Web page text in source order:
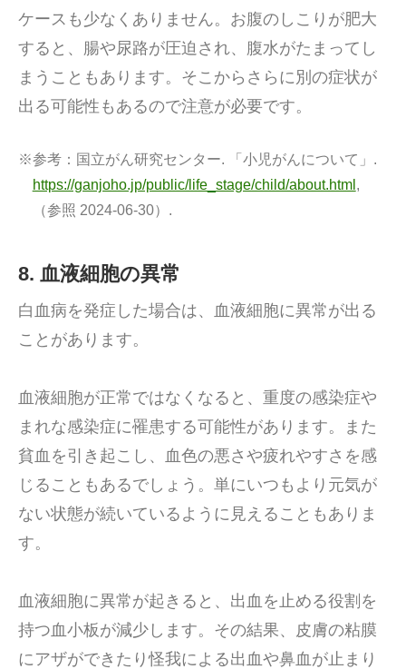
ケースも少なくありません。お腹のしこりが肥大
すると、腸や尿路が圧迫され、腹水がたまってし
まうこともあります。そこからさらに別の症状が
出る可能性もあるので注意が必要です。
※参考： 国立がん研究センター. 「小児がんについて」.
https://ganjoho.jp/public/life_stage/child/about.html ,
（参照 2024-06-30）.
8. 血液細胞の異常
白血病を発症した場合は、血液細胞に異常が出る
ことがあります。
血液細胞が正常ではなくなると、重度の感染症や
まれな感染症に罹患する可能性があります。また
貧血を引き起こし、血色の悪さや疲れやすさを感
じることもあるでしょう。単にいつもより元気が
ない状態が続いているように見えることもありま
す。
血液細胞に異常が起きると、出血を止める役割を
持つ血小板が減少します。その結果、皮膚の粘膜
にアザができたり怪我による出血や鼻血が止まり